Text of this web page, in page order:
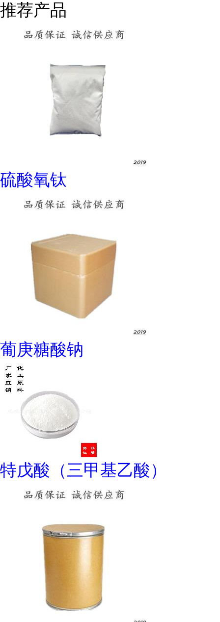
推荐产品
硫酸氧钛
葡庚糖酸钠
特戊酸（三甲基乙酸）